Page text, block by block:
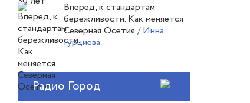
Вперед, к стандартам
бережливости. Как меняется
Северная Осетия/ Инна
Гурциева
Радио Город